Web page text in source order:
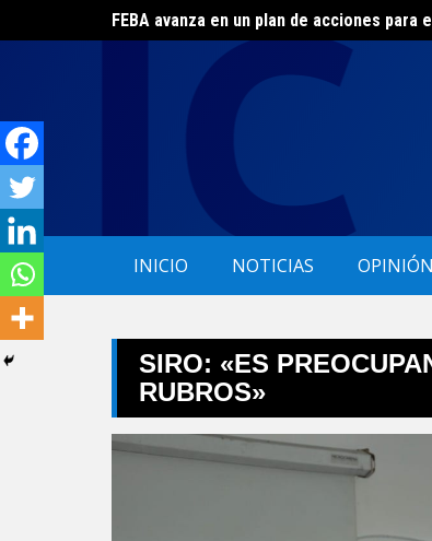
to
El ERAS continúa con el beneficio de la
INICIO NOTICIAS OPINIÓN
SIRO: «ES
RUBROS»